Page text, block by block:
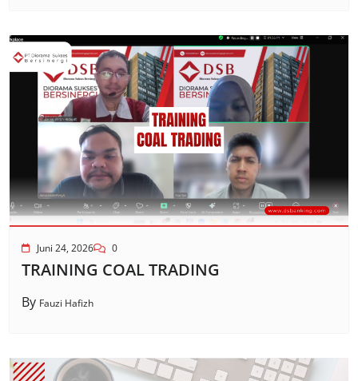
Juni 24, 2026 0
TRAINING COAL TRADING
By Fauzi Hafizh